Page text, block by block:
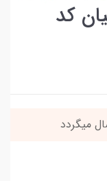
کد
میگردد